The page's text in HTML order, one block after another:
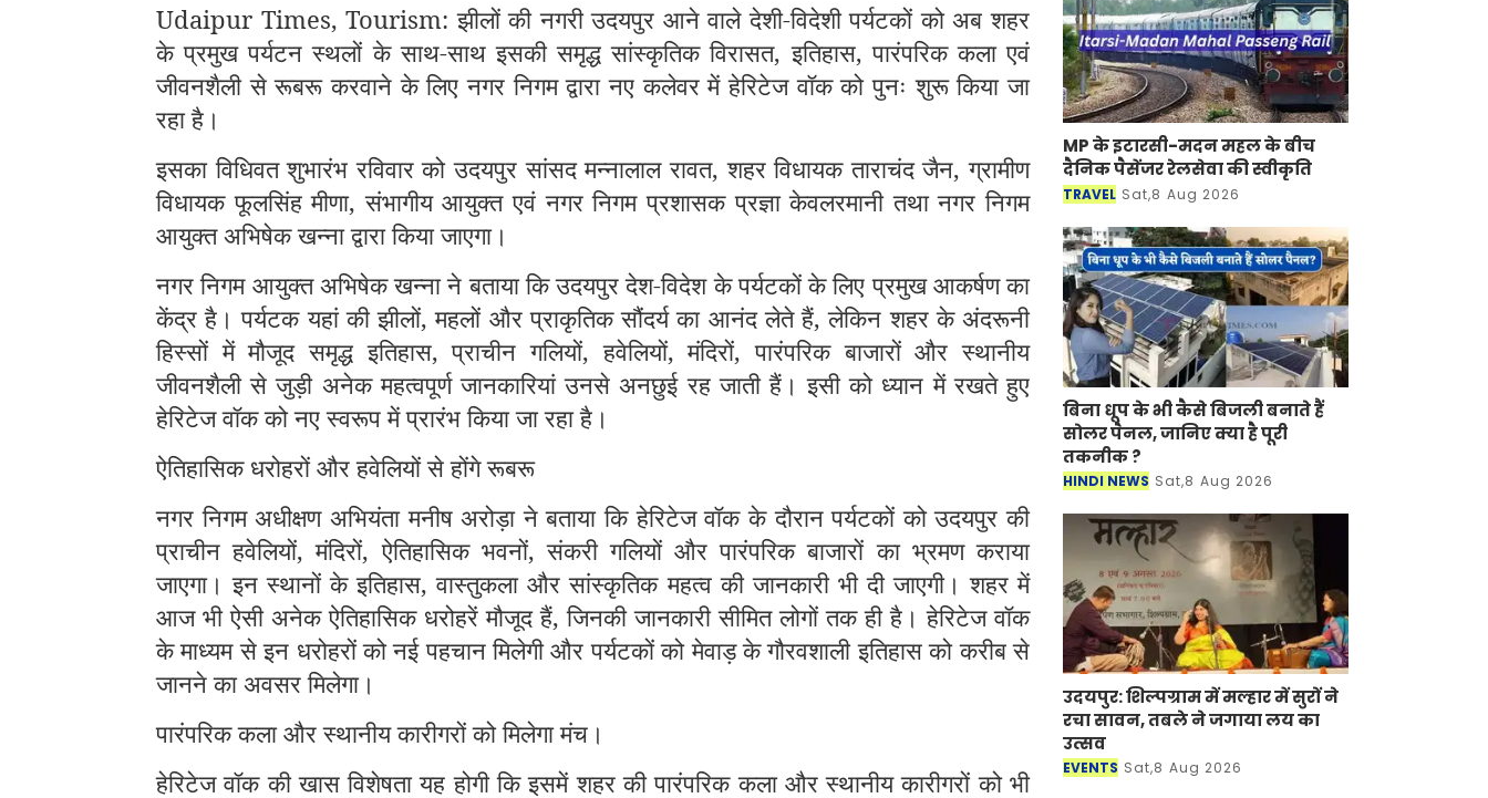
Udaipur Times, Tourism: झीलों की नगरी उदयपुर आने वाले देशी-विदेशी पर्यटकों को अब शहर
के प्रमुख पर्यटन स्थलों के साथ-साथ इसकी समृद्ध सांस्कृतिक विरासत, इतिहास, पारंपरिक कला एवं
जीवनशैली से रूबरू करवाने के लिए नगर निगम द्वारा नए कलेवर में हेरिटेज वॉक को पुनः शुरू किया जा
रहा है।
इसका विधिवत शुभारंभ रविवार को उदयपुर सांसद मन्नालाल रावत, शहर विधायक ताराचंद जैन, ग्रामीण
विधायक फूलसिंह मीणा, संभागीय आयुक्त एवं नगर निगम प्रशासक प्रज्ञा केवलरमानी तथा नगर निगम
आयुक्त अभिषेक खन्ना द्वारा किया जाएगा।
नगर निगम आयुक्त अभिषेक खन्ना ने बताया कि उदयपुर देश-विदेश के पर्यटकों के लिए प्रमुख आकर्षण का
केंद्र है। पर्यटक यहां की झीलों, महलों और प्राकृतिक सौंदर्य का आनंद लेते हैं, लेकिन शहर के अंदरूनी
हिस्सों में मौजूद समृद्ध इतिहास, प्राचीन गलियों, हवेलियों, मंदिरों, पारंपरिक बाजारों और स्थानीय
जीवनशैली से जुड़ी अनेक महत्वपूर्ण जानकारियां उनसे अनछुई रह जाती हैं। इसी को ध्यान में रखते हुए
हेरिटेज वॉक को नए स्वरूप में प्रारंभ किया जा रहा है।
ऐतिहासिक धरोहरों और हवेलियों से होंगे रूबरू
नगर निगम अधीक्षण अभियंता मनीष अरोड़ा ने बताया कि हेरिटेज वॉक के दौरान पर्यटकों को उदयपुर की
प्राचीन हवेलियों, मंदिरों, ऐतिहासिक भवनों, संकरी गलियों और पारंपरिक बाजारों का भ्रमण कराया
जाएगा। इन स्थानों के इतिहास, वास्तुकला और सांस्कृतिक महत्व की जानकारी भी दी जाएगी। शहर में
आज भी ऐसी अनेक ऐतिहासिक धरोहरें मौजूद हैं, जिनकी जानकारी सीमित लोगों तक ही है। हेरिटेज वॉक
के माध्यम से इन धरोहरों को नई पहचान मिलेगी और पर्यटकों को मेवाड़ के गौरवशाली इतिहास को करीब से
जानने का अवसर मिलेगा।
पारंपरिक कला और स्थानीय कारीगरों को मिलेगा मंच।
हेरिटेज वॉक की खास विशेषता यह होगी कि इसमें शहर की पारंपरिक कला और स्थानीय कारीगरों को भी
MP के इटारसी-मदन महल के बीच
दैनिक पैसेंजर रेलसेवा की स्वीकृति
TRAVEL Sat,8 Aug 2026
बिना धूप के भी कैसे बिजली बनाते हैं
सोलर पैनल, जानिए क्या है पूरी
तकनीक ?
HINDI NEWS Sat,8 Aug 2026
उदयपुर: शिल्पग्राम में मल्हार में सुरों ने
रचा सावन, तबले ने जगाया लय का
उत्सव
EVENTS Sat,8 Aug 2026